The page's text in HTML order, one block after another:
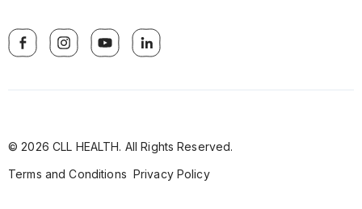
© 2026 CLL HEALTH. All Rights Reserved.
Terms and Conditions Privacy Policy